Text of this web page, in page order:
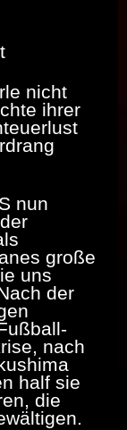
nicht
ihrer
nun
große
uns
der
nach
half sie
die